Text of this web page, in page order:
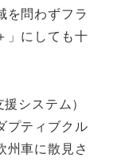
を問わずフラ
」にしても十
システム）
プティブクル
州車に散見さ